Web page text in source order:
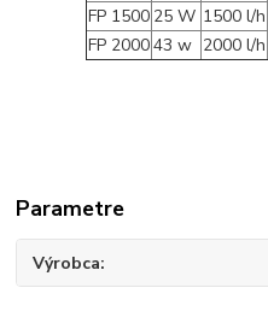
FP 1500 25 W 1500 l/h
FP 200043 w 2000 l/h
Parametre
Výrobca